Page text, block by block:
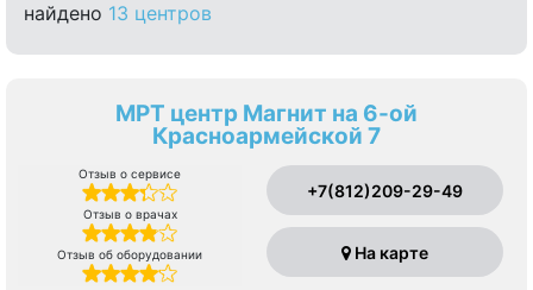
найдено 13 центров
МРТ центр Магнит на 6-ой
Красноармейской 7
Отзыв о сервисе
Отзыв о врачах
Отзыв об оборудовании
+7(812)209-29-49
На карте